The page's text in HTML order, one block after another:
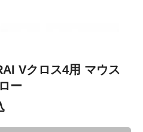
Vクロス4用 マウス
ー